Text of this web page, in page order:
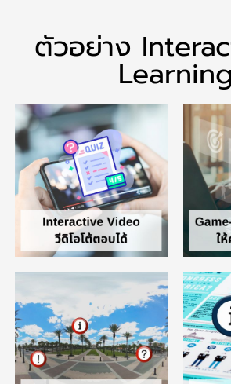
ตัวอย่าง
Learning